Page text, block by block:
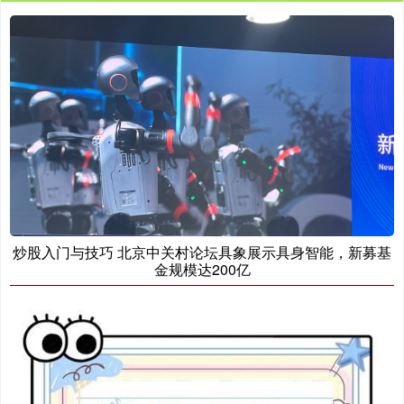
炒股入门与技巧 北京中关村论坛具象展示具身智能，新募基
金规模达200亿